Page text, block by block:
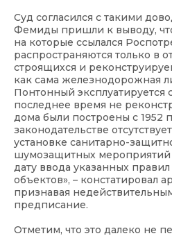
Суд согласился с такими
Фемиды пришли к выводу,
на которые ссылался
распространяются только в
строящихся и
как сама железнодорожная
Понтонный эксплуатируется
последнее время не
дома были построены с 1952
законодательстве
установке санитарно-
шумозащитных мероприятий
дату ввода указанных
объектов», – констатировал
признавая
предписание.
Отметим, что это далеко не